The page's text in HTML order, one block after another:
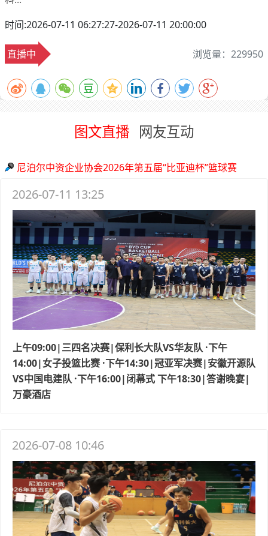
时间:2026-07-11 06:27:27-2026-07-11 20:00:00
直播中 浏览量： 229950
图文直播 网友互动
尼泊尔中资企业协会2026年第五届“比亚迪杯”篮球赛
2026-07-11 13:25
上午09:00|三四名决赛|保利长大队VS华友队 ·下午
14:00|女子投篮比赛 ·下午14:30|冠亚军决赛|安徽开源队
VS中国电建队 ·下午16:00|闭幕式 下午18:30|答谢晚宴|
万豪酒店
2026-07-08 10:46